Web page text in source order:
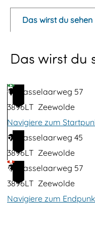
p
m
t
B
l
d
ö
f
f
Das wirst du sehen
Das wirst du
1
Dasselaarweg 57
3896LT Zeewolde
Navigiere zum
2
Dasselaarweg 45
3896LT Zeewolde
3
Dasselaarweg 57
3896LT Zeewolde
Navigiere zum